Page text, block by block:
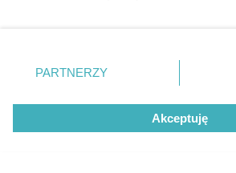
zmienić/wycofać klikając przycisk
znajdujący się w lewym dolnym rogu
rodzaje przetwarzania danych nie
użytkownika, ale masz prawo
przetwarzaniu. Preferencje będą miały
PARTNERZY
Akceptuję